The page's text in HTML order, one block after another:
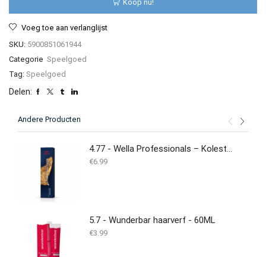
Koop nu!
Voeg toe aan verlanglijst
SKU: 5900851061944
Categorie Speelgoed
Tag: Speelgoed
Delen:
Andere Producten
4.77 - Wella Professionals – Koleston Perfect – 60ml
€6.99
5.7 - Wunderbar haarverf - 60ML
€3.99